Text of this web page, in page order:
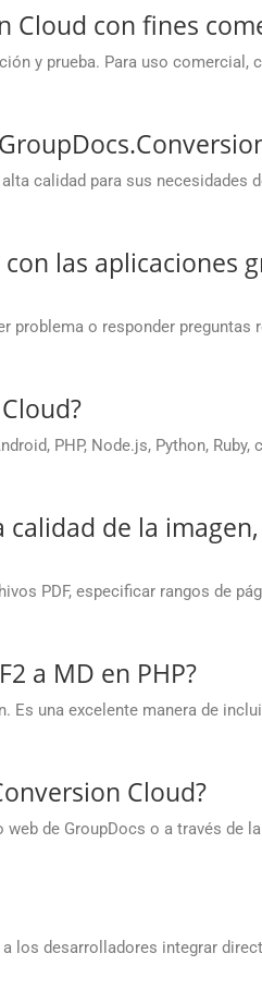
Cloud con fines
y prueba. Para uso comercial,
calidad para sus necesidades
las aplicaciones
problema o responder preguntas
PHP, Node.js, Python, Ruby,
de la
PDF, especificar rangos de
a MD en PHP?
Es una excelente manera de
Cloud?
de GroupDocs o a través de
los desarrolladores integrar